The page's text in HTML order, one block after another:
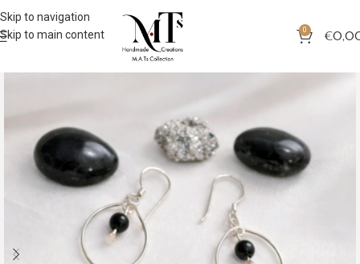
Skip to navigation
Skip to main content
0 €